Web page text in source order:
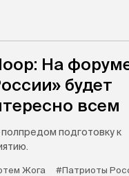
На
будет
всем
подготовку к
Жога #Патриоты